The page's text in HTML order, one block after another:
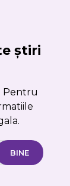
știri
Pentru